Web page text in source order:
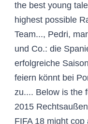
the best young
highest possible
Team..., Pedri,
und Co.: die
erfolgreiche
feiern könnt bei
zu.... Below is the
2015
FIFA 18 might